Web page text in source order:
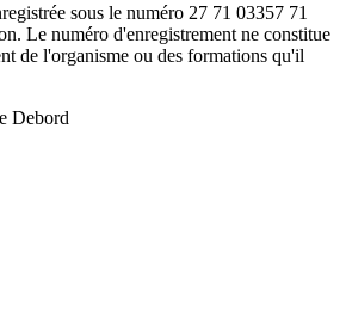
sous le numéro 27 71 03357 71
Le numéro d'enregistrement ne constitue
de l'organisme ou des formations qu'il
Debord